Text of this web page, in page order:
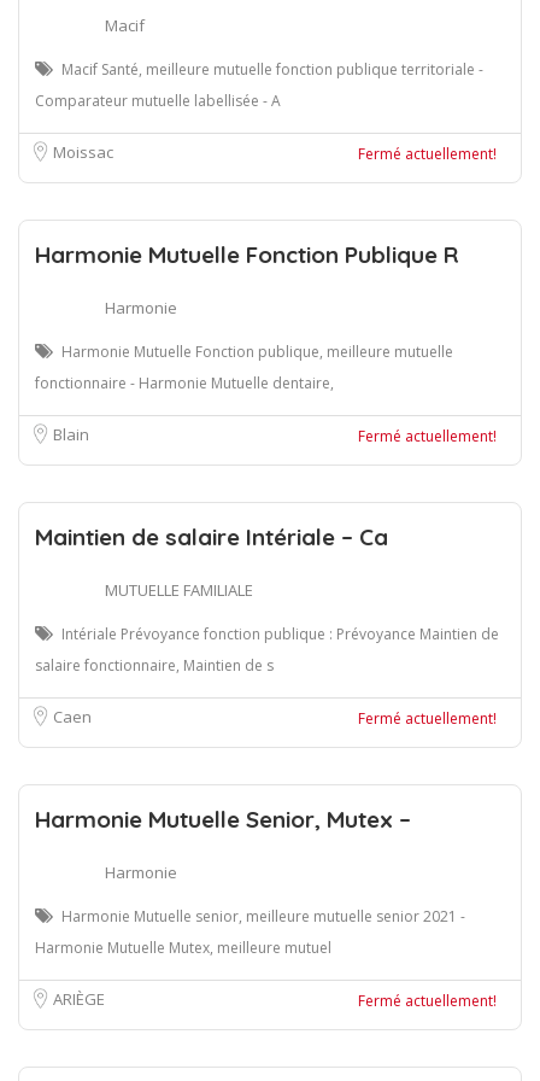
Macif
Macif Santé, meilleure mutuelle fonction publique territoriale -
Comparateur mutuelle labellisée - A
Moissac Fermé actuellement!
Harmonie Mutuelle Fonction Publique R
Harmonie
Harmonie Mutuelle Fonction publique, meilleure mutuelle
fonctionnaire - Harmonie Mutuelle dentaire,
Blain Fermé actuellement!
Maintien de salaire Intériale – Ca
MUTUELLE FAMILIALE
Intériale Prévoyance fonction publique : Prévoyance Maintien de
salaire fonctionnaire, Maintien de s
Caen Fermé actuellement!
Harmonie Mutuelle Senior, Mutex –
Harmonie
Harmonie Mutuelle senior, meilleure mutuelle senior 2021 -
Harmonie Mutuelle Mutex, meilleure mutuel
ARIÈGE Fermé actuellement!